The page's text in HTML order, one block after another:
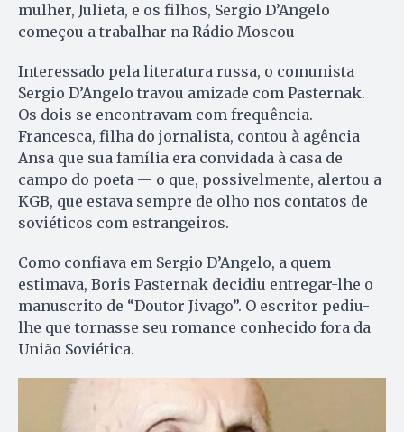
mulher, Julieta, e os filhos, Sergio D’Angelo
começou a trabalhar na Rádio Moscou
Interessado pela literatura russa, o comunista
Sergio D’Angelo travou amizade com Pasternak.
Os dois se encontravam com frequência.
Francesca, filha do jornalista, contou à agência
Ansa que sua família era convidada à casa de
campo do poeta — o que, possivelmente, alertou a
KGB, que estava sempre de olho nos contatos de
soviéticos com estrangeiros.
Como confiava em Sergio D’Angelo, a quem
estimava, Boris Pasternak decidiu entregar-lhe o
manuscrito de “Doutor Jivago”. O escritor pediu-
lhe que tornasse seu romance conhecido fora da
União Soviética.